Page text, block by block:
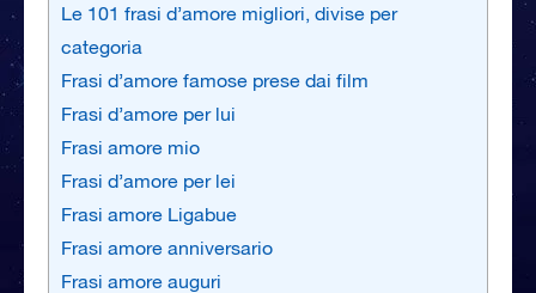
Le 101 frasi d’amore migliori, divise per
categoria
Frasi d’amore famose prese dai film
Frasi d’amore per lui
Frasi amore mio
Frasi d’amore per lei
Frasi amore Ligabue
Frasi amore anniversario
Frasi amore auguri